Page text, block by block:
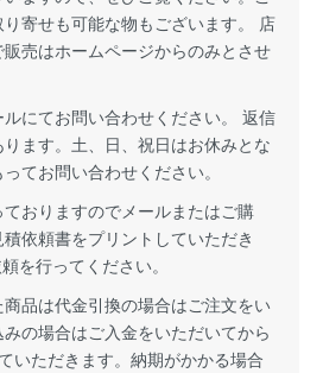
寄せも可能な物もございます。 店
売はホームページからのみとさせ
にてお問い合わせください。 返信
ます。土、日、祝日はお休みとな
てお問い合わせください。
おりますのでメールまたはご購
依頼書をプリントしていただき
を行ってください。
品は代金引換の場合はご注文をい
の場合はご入金をいただいてから
いただきます。納期がかかる場合